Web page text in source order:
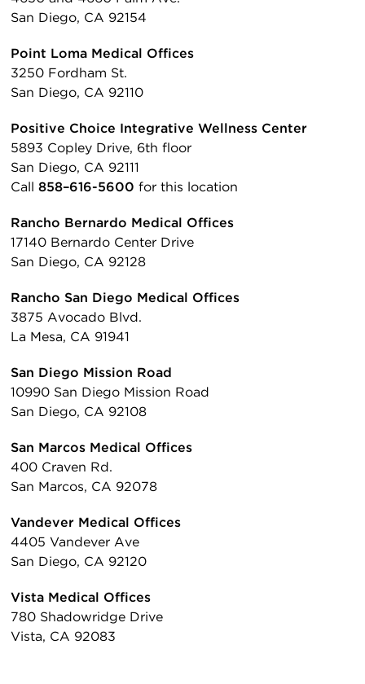
San Diego, CA 92154
Point Loma Medical Offices
3250 Fordham St.
San Diego, CA 92110
Positive Choice Integrative Wellness Center
5893 Copley Drive, 6th floor
San Diego, CA 92111
Call858–616-5600 for this location
Rancho Bernardo Medical Offices
17140 Bernardo Center Drive
San Diego, CA 92128
Rancho San Diego Medical Offices
3875 Avocado Blvd.
La Mesa, CA 91941
San Diego Mission Road
10990 San Diego Mission Road
San Diego, CA 92108
San Marcos Medical Offices
400 Craven Rd.
San Marcos, CA 92078
Vandever Medical Offices
4405 Vandever Ave
San Diego, CA 92120
Vista Medical Offices
780 Shadowridge Drive
Vista, CA 92083